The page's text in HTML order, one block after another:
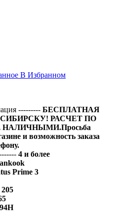
В Избранном
--------- БЕСПЛАТНАЯ
РАСЧЕТ ПО
и возможность заказа
4 и более
Prime 3
205
94H